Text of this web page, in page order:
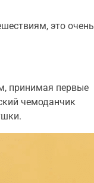
это очень
принимая первые
чемоданчик